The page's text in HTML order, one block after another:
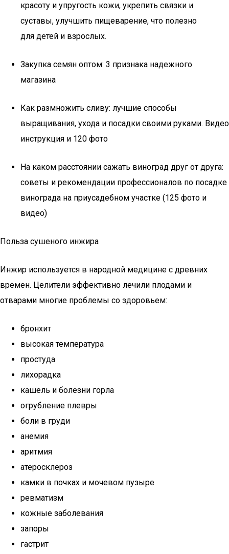
красоту и упругость кожи, укрепить связки и
суставы, улучшить пищеварение, что полезно
для детей и взрослых.
Закупка семян оптом: 3 признака надежного
магазина
Как размножить сливу: лучшие способы
выращивания, ухода и посадки своими руками. Видео
инструкция и 120 фото
На каком расстоянии сажать виноград друг от друга:
советы и рекомендации профессионалов по посадке
винограда на приусадебном участке (125 фото и
видео)
Польза сушеного инжира
Инжир используется в народной медицине с древних
времен. Целители эффективно лечили плодами и
отварами многие проблемы со здоровьем:
бронхит
высокая температура
простуда
лихорадка
кашель и болезни горла
огрубление плевры
боли в груди
анемия
аритмия
атеросклероз
камки в почках и мочевом пузыре
ревматизм
кожные заболевания
запоры
гастрит